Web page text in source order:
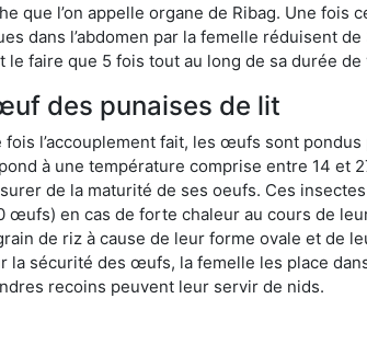
que l’on appelle organe de Ribag. Une
dans l’abdomen par la femelle réduisent
le faire que 5 fois tout au long de sa durée de
des punaises de lit
fois l’accouplement fait, les œufs sont
à une température comprise entre 14 et
de la maturité de ses oeufs. Ces
œufs) en cas de forte chaleur au cours de
de riz à cause de leur forme ovale et de
la sécurité des œufs, la femelle les place
recoins peuvent leur servir de nids.